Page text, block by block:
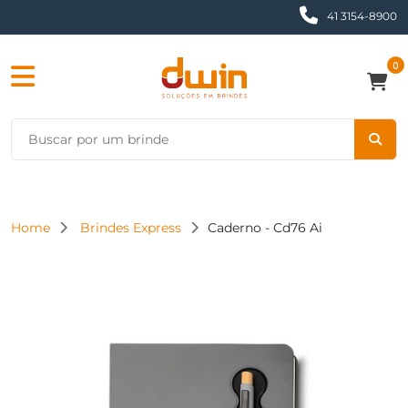
41 3154-8900
0
Home Brindes Express Caderno - Cd76 Ai